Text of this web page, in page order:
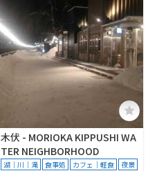
木伏 - MORIOKA KIPPUSHI WA
TER NEIGHBORHOOD
湖｜川｜滝 食事処 カフェ｜軽食
夜景